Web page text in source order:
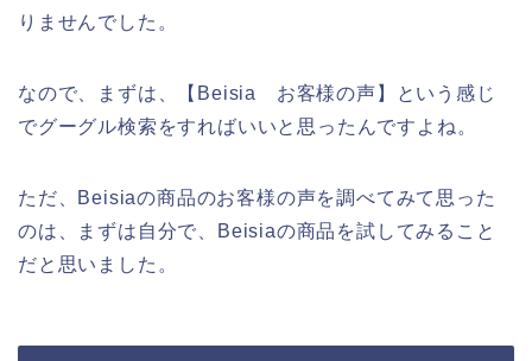
りませんでした。
なので、まずは、【Beisia お客様の声】という感じ
でグーグル検索をすればいいと思ったんですよね。
ただ、Beisiaの商品のお客様の声を調べてみて思った
のは、まずは自分で、Beisiaの商品を試してみること
だと思いました。